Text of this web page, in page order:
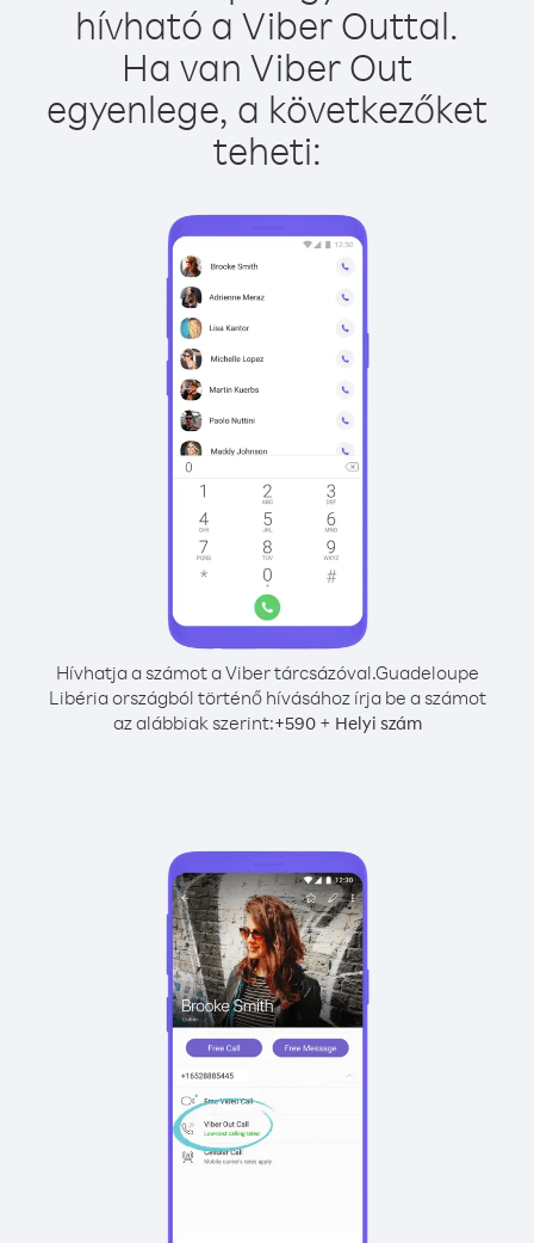
hívható a Viber Outtal.
Ha van Viber Out
egyenlege, a következőket
teheti:
Hívhatja a számot a Viber tárcsázóval.Guadeloupe
Libéria országból történő hívásához írja be a számot
az alábbiak szerint:+590+ Helyi szám